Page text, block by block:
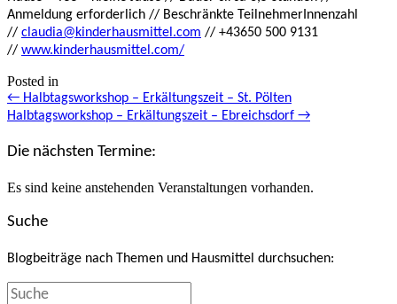
Anmeldung erforderlich // Beschränkte TeilnehmerInnenzahl
// claudia@kinderhausmittel.com // +43650 500 9131
// www.kinderhausmittel.com/
Posted in
Posts
navigation
← Halbtagsworkshop – Erkältungszeit – St. Pölten
Halbtagsworkshop – Erkältungszeit – Ebreichsdorf →
Die nächsten Termine:
Es sind keine anstehenden Veranstaltungen vorhanden.
Suche
Blogbeiträge nach Themen und Hausmittel durchsuchen: